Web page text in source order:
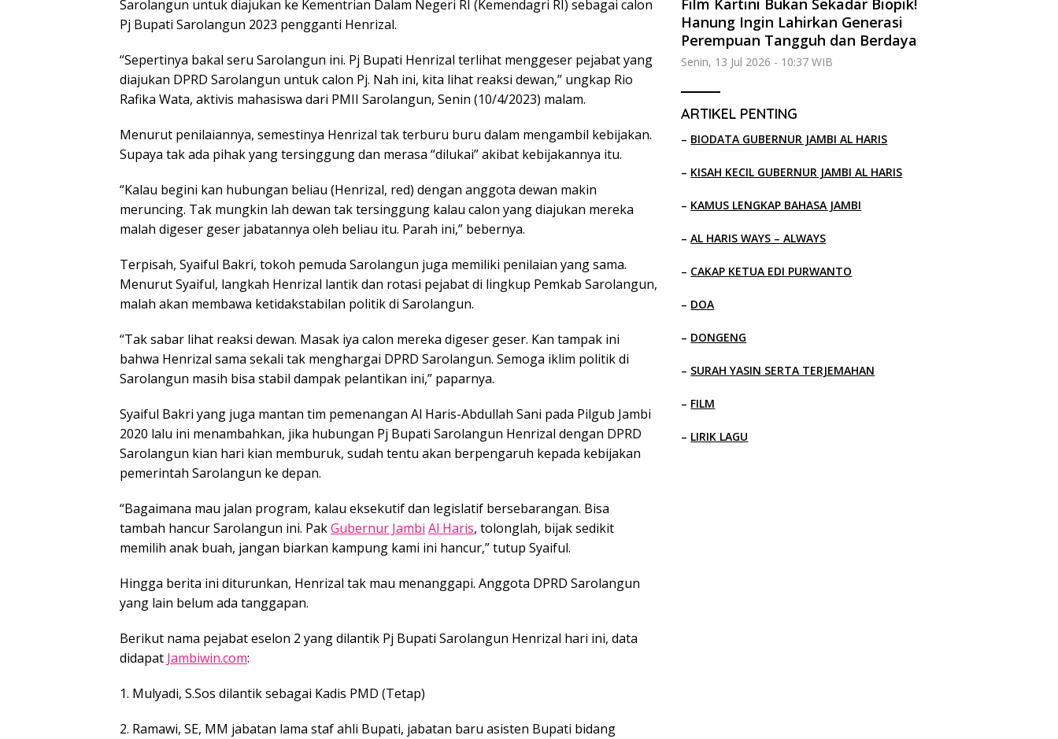
Sarolangun untuk diajukan ke Kementrian Dalam Negeri RI (Kemendagri RI) sebagai calon
Pj Bupati Sarolangun 2023 pengganti Henrizal.
“Sepertinya bakal seru Sarolangun ini. Pj Bupati Henrizal terlihat menggeser pejabat yang
diajukan DPRD Sarolangun untuk calon Pj. Nah ini, kita lihat reaksi dewan,” ungkap Rio
Rafika Wata, aktivis mahasiswa dari PMII Sarolangun, Senin (10/4/2023) malam.
Menurut penilaiannya, semestinya Henrizal tak terburu buru dalam mengambil kebijakan.
Supaya tak ada pihak yang tersinggung dan merasa “dilukai” akibat kebijakannya itu.
“Kalau begini kan hubungan beliau (Henrizal, red) dengan anggota dewan makin
meruncing. Tak mungkin lah dewan tak tersinggung kalau calon yang diajukan mereka
malah digeser geser jabatannya oleh beliau itu. Parah ini,” bebernya.
Terpisah, Syaiful Bakri, tokoh pemuda Sarolangun juga memiliki penilaian yang sama.
Menurut Syaiful, langkah Henrizal lantik dan rotasi pejabat di lingkup Pemkab Sarolangun,
malah akan membawa ketidakstabilan politik di Sarolangun.
“Tak sabar lihat reaksi dewan. Masak iya calon mereka digeser geser. Kan tampak ini
bahwa Henrizal sama sekali tak menghargai DPRD Sarolangun. Semoga iklim politik di
Sarolangun masih bisa stabil dampak pelantikan ini,” paparnya.
Syaiful Bakri yang juga mantan tim pemenangan Al Haris-Abdullah Sani pada Pilgub Jambi
2020 lalu ini menambahkan, jika hubungan Pj Bupati Sarolangun Henrizal dengan DPRD
Sarolangun kian hari kian memburuk, sudah tentu akan berpengaruh kepada kebijakan
pemerintah Sarolangun ke depan.
“Bagaimana mau jalan program, kalau eksekutif dan legislatif bersebarangan. Bisa
tambah hancur Sarolangun ini. PakGubernur Jambi Al Haris, tolonglah, bijak sedikit
memilih anak buah, jangan biarkan kampung kami ini hancur,” tutup Syaiful.
Hingga berita ini diturunkan, Henrizal tak mau menanggapi. Anggota DPRD Sarolangun
yang lain belum ada tanggapan.
Berikut nama pejabat eselon 2 yang dilantik Pj Bupati Sarolangun Henrizal hari ini, data
didapat Jambiwin.com:
1. Mulyadi, S.Sos dilantik sebagai Kadis PMD (Tetap)
2. Ramawi, SE, MM jabatan lama staf ahli Bupati, jabatan baru asisten Bupati bidang
Hanung Ingin Lahirkan Generasi
Perempuan Tangguh dan Berdaya
Senin, 13 Jul 2026 - 10:37 WIB
ARTIKEL PENTING
– BIODATA GUBERNUR JAMBI AL HARIS
– KISAH KECIL GUBERNUR JAMBI AL HARIS
– KAMUS LENGKAP BAHASA JAMBI
–AL HARIS WAYS – ALWAYS
– CAKAP KETUA EDI PURWANTO
– DOA
– DONGENG
– SURAH YASIN SERTA TERJEMAHAN
– FILM
– LIRIK LAGU